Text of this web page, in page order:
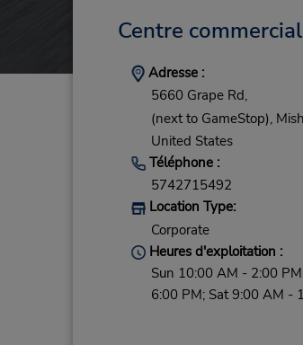
Centre
Adresse :
5660 Grape Rd,
(next to GameStop),
United States
Téléphone :
5742715492
Location Type:
Corporate
Heures d'exploitation :
Sun 10:00 AM - 2:00
6:00 PM; Sat 9:00 AM -